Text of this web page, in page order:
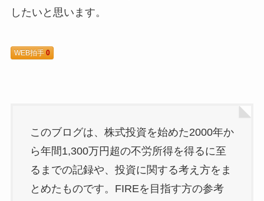
したいと思います。
WEB拍手 0
このブログは、株式投資を始めた2000年か
ら年間1,300万円超の不労所得を得るに至
るまでの記録や、投資に関する考え方をま
とめたものです。FIREを目指す方の参考